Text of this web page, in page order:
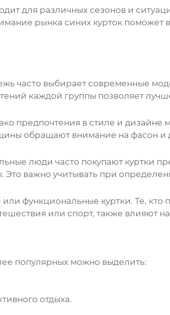
для различных сезонов и
рынка синих куртокпоможет
часто выбирает современные
каждой группы позволяет
предпочтения в стиле и дизайне
обращают внимание на фасон и
люди часто покупают куртки
важно учитывать при
функциональные куртки. Те, кто
или спорт, также влияют
популярных можно выделить:
отдыха.